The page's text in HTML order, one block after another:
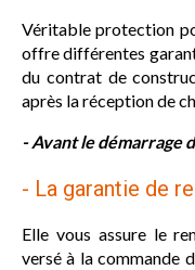
Véritable protection
offre différentes
du contrat de
après la réception de
- Avant le démarrage
- La garantie de
Elle vous assure le
versé à la commande